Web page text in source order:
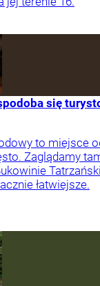
się
to miejsce
Zaglądamy
łatwiejsze.